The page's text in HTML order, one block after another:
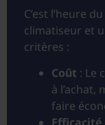
C’est l’heure
climatiseur et
critères :
Coût : Le
à l’achat,
faire